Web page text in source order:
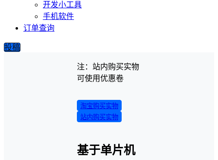
开发小工具
手机软件
订单查询
投稿
注：站内购买实物
可使用优惠卷
淘宝购买实物
站内购买实物
基于单片机